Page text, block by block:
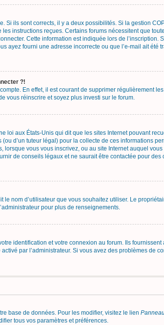
Si ils sont corrects, il y a deux possibilités. Si la gestion
instructions reçues. Certains forums nécessitent que
Cette information est indiquée lors de l’inscription.
ayez fourni une adresse incorrecte ou que l’e-mail ait été
?!
En effet, il est courant de supprimer régulièrement
vous réinscrire et soyez plus investi sur le forum.
loi aux États-Unis qui dit que les sites Internet pouvant
(ou d’un tuteur légal) pour la collecte de ces informations
lorsque vous vous inscrivez, ou au site Internet auquel
de conseils légaux et ne saurait être contactée pour
le nom d’utilisateur que vous souhaitez utiliser. Le
pour plus de renseignements.
identification et votre connexion au forum. Ils
par l’administrateur. Si vous avez des problèmes de
base de données. Pour les modifier, visitez le lien
tous vos paramètres et préférences.